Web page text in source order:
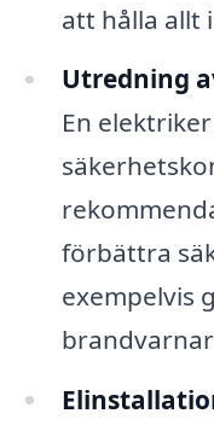
att hålla allt
Utredning
En
förbättra
exempelvis